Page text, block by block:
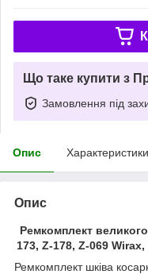
Що таке купити з
Замовлення під
Опис Характеристики
Опис
Ремкомплект
173, Z-178, Z-069
Ремкомплект шківа